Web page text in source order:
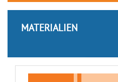
MATERIALIEN